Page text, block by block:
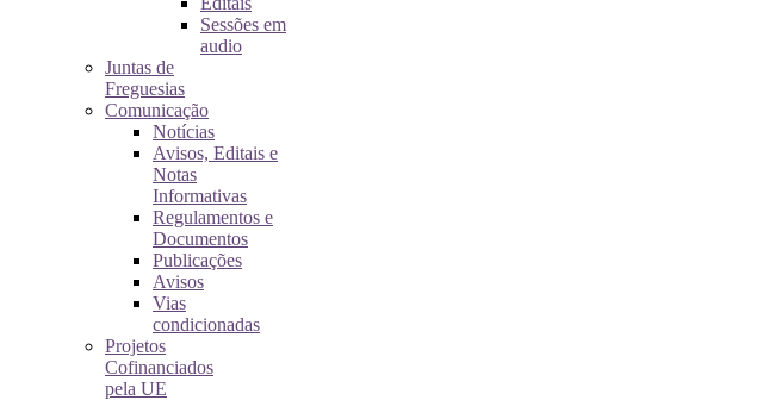
Sessões em
audio
Juntas de
Freguesias
Comunicação
Notícias
Avisos, Editais e
Notas
Informativas
Regulamentos e
Documentos
Publicações
Avisos
Vias
condicionadas
Projetos
Cofinanciados
pela UE